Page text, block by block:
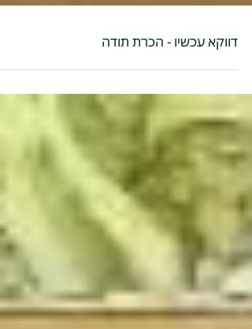
דווקא עכשיו - הכרת תודה